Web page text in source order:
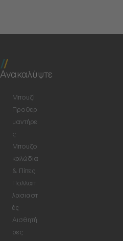
Ανακαλύψτε
Μπουζί
Προθερ
μαντήρε
ς
Μπουζο
καλώδια
& Πίπες
Πολλαπ
λασιαστ
ές
Αισθητή
ρες